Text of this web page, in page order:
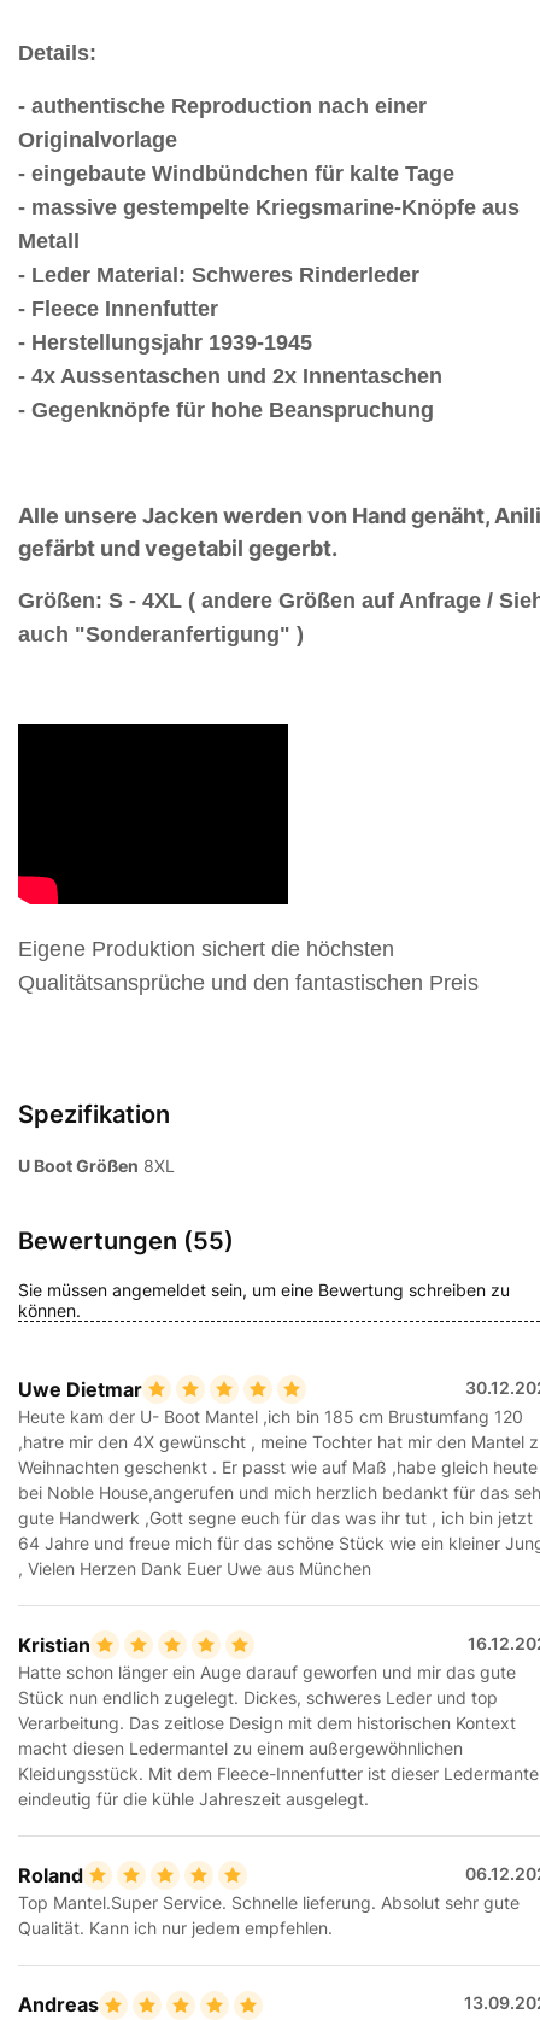
Details:
- authentische Reproduction nach einer
Originalvorlage
- eingebaute Windbündchen für kalte Tage
- massive gestempelte Kriegsmarine-Knöpfe aus
Metall
- Leder Material: Schweres Rinderleder
- Fleece Innenfutter
- Herstellungsjahr 1939-1945
- 4x Aussentaschen und 2x Innentaschen
- Gegenknöpfe für hohe Beanspruchung
Alle unsere Jacken werden von Hand genäht,
gefärbt und vegetabil gegerbt.
Größen: S - 4XL ( andere Größen auf Anfrage /
auch "Sonderanfertigung" )
Eigene Produktion sichert die höchsten
Qualitätsansprüche und den fantastischen Preis
Spezifikation
U Boot Größen 8XL
Bewertungen (55)
Sie müssen angemeldet sein, um eine Bewertung schreiben zu
können.
Uwe Dietmar
Heute kam der U- Boot Mantel ,ich bin 185 cm Brustumfang 120
,hatre mir den 4X gewünscht , meine Tochter hat mir den Mantel
Weihnachten geschenkt . Er passt wie auf Maß ,habe gleich heute
bei Noble House,angerufen und mich herzlich bedankt für das
gute Handwerk ,Gott segne euch für das was ihr tut , ich bin jetzt
64 Jahre und freue mich für das schöne Stück wie ein kleiner
, Vielen Herzen Dank Euer Uwe aus München
Kristian
Hatte schon länger ein Auge darauf geworfen und mir das gute
Stück nun endlich zugelegt. Dickes, schweres Leder und top
Verarbeitung. Das zeitlose Design mit dem historischen Kontext
macht diesen Ledermantel zu einem außergewöhnlichen
Kleidungsstück. Mit dem Fleece-Innenfutter ist dieser
eindeutig für die kühle Jahreszeit ausgelegt.
Roland
Top Mantel.Super Service. Schnelle lieferung. Absolut sehr gute
Qualität. Kann ich nur jedem empfehlen.
Andreas